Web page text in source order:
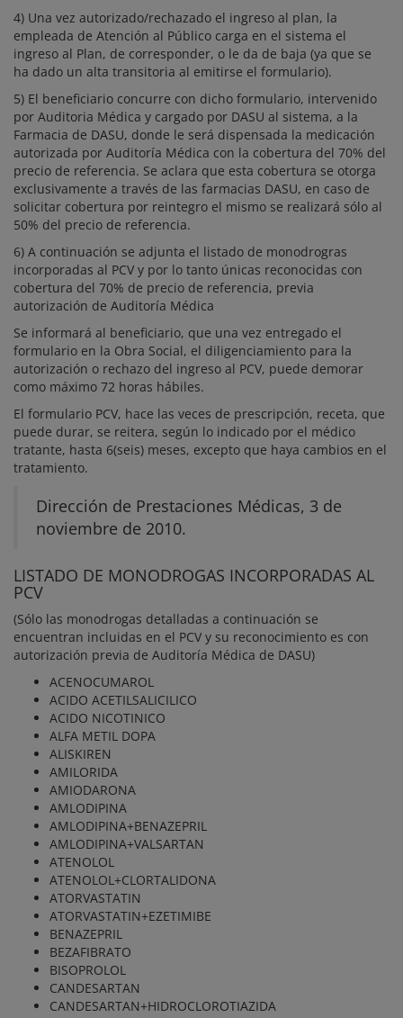
4) Una vez autorizado/rechazado el ingreso al plan, la
empleada de Atención al Público carga en el sistema el
ingreso al Plan, de corresponder, o le da de baja (ya que se
ha dado un alta transitoria al emitirse el formulario).
5) El beneficiario concurre con dicho formulario, intervenido
por Auditoria Médica y cargado por DASU al sistema, a la
Farmacia de DASU, donde le será dispensada la medicación
autorizada por Auditoría Médica con la cobertura del 70% del
precio de referencia. Se aclara que esta cobertura se otorga
exclusivamente a través de las farmacias DASU, en caso de
solicitar cobertura por reintegro el mismo se realizará sólo al
50% del precio de referencia.
6) A continuación se adjunta el listado de monodrogras
incorporadas al PCV y por lo tanto únicas reconocidas con
cobertura del 70% de precio de referencia, previa
autorización de Auditoría Médica
Se informará al beneficiario, que una vez entregado el
formulario en la Obra Social, el diligenciamiento para la
autorización o rechazo del ingreso al PCV, puede demorar
como máximo 72 horas hábiles.
El formulario PCV, hace las veces de prescripción, receta, que
puede durar, se reitera, según lo indicado por el médico
tratante, hasta 6(seis) meses, excepto que haya cambios en el
tratamiento.
Dirección de Prestaciones Médicas, 3 de
noviembre de 2010.
LISTADO DE MONODROGAS INCORPORADAS AL
PCV
(Sólo las monodrogas detalladas a continuación se
encuentran incluidas en el PCV y su reconocimiento es con
autorización previa de Auditoría Médica de DASU)
ACENOCUMAROL
ACIDO ACETILSALICILICO
ACIDO NICOTINICO
ALFA METIL DOPA
ALISKIREN
AMILORIDA
AMIODARONA
AMLODIPINA
AMLODIPINA+BENAZEPRIL
AMLODIPINA+VALSARTAN
ATENOLOL
ATENOLOL+CLORTALIDONA
ATORVASTATIN
ATORVASTATIN+EZETIMIBE
BENAZEPRIL
BEZAFIBRATO
BISOPROLOL
CANDESARTAN
CANDESARTAN+HIDROCLOROTIAZIDA